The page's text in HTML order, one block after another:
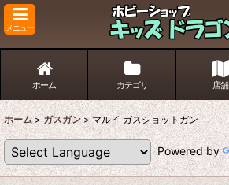
メニュー
ホーム カテゴリ 店舗
ホーム > ガスガン > マルイ ガスショットガン
Powered by